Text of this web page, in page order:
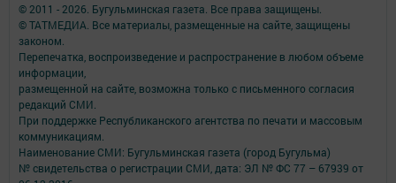
© 2011 - 2026. Бугульминская газета. Все права защищены.
© ТАТМЕДИА. Все материалы, размещенные на сайте, защищены
законом.
Перепечатка, воспроизведение и распространение в любом объеме
информации,
размещенной на сайте, возможна только с письменного согласия
редакций СМИ.
При поддержке Республиканского агентства по печати и массовым
коммуникациям.
Наименование СМИ: Бугульминская газета (город Бугульма)
№ свидетельства о регистрации СМИ, дата: ЭЛ № ФС 77 – 67939 от